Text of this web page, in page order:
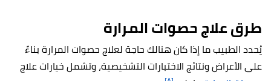
طرق علاج حصوات المرارة
يُحدد الطبيب ما إذا كان هنالك حاجة لعلاج حصوات المرارة بناءً
على الأعراض ونتائج الاختبارات التشخيصية، وتشمل خيارات علاج